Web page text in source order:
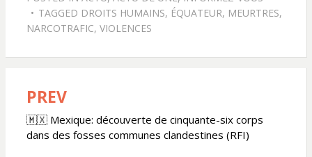
TAGGED DROITS HUMAINS, ÉQUATEUR, MEURTRES,
NARCOTRAFIC, VIOLENCES
Navigation
de
l’article
PREV
🇲🇽 Mexique: découverte de cinquante-six corps
dans des fosses communes clandestines (RFI)